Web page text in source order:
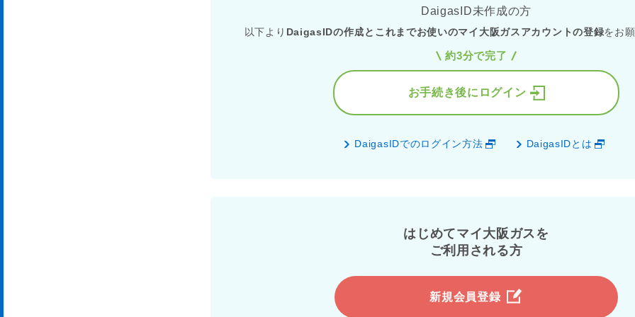
DaigasID未作成の方
以下より DaigasIDの作成とこれまでお使いのマイ大阪ガスアカウントの登録をお
約3分で完了
お手続き後にログイン
DaigasIDでのログイン方法 DaigasIDとは
はじめてマイ大阪ガスを
ご利用される方
新規会員登録